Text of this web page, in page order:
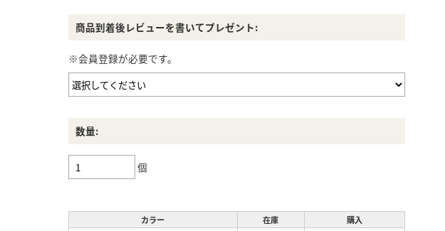
商品到着後レビューを書いてプレゼント:
※会員登録が必要です。
数量:
個
カラー 在庫 購入